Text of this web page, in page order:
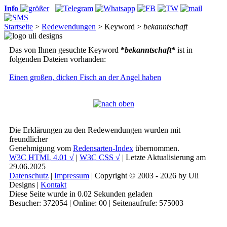
Info
Startseite > Redewendungen > Keyword > bekanntschaft
Das von Ihnen gesuchte Keyword *bekanntschaft* ist in
folgenden Dateien vorhanden:
Einen großen, dicken Fisch an der Angel haben
Die Erklärungen zu den Redewendungen wurden mit
freundlicher
Genehmigung vom Redensarten-Index übernommen.
W3C HTML 4.01 √ | W3C CSS √ | Letzte Aktualisierung am
29.06.2025
Datenschutz | Impressum | Copyright © 2003 - 2026 by Uli
Designs | Kontakt
Diese Seite wurde in 0.02 Sekunden geladen
Besucher: 372054 | Online: 00 | Seitenaufrufe: 575003